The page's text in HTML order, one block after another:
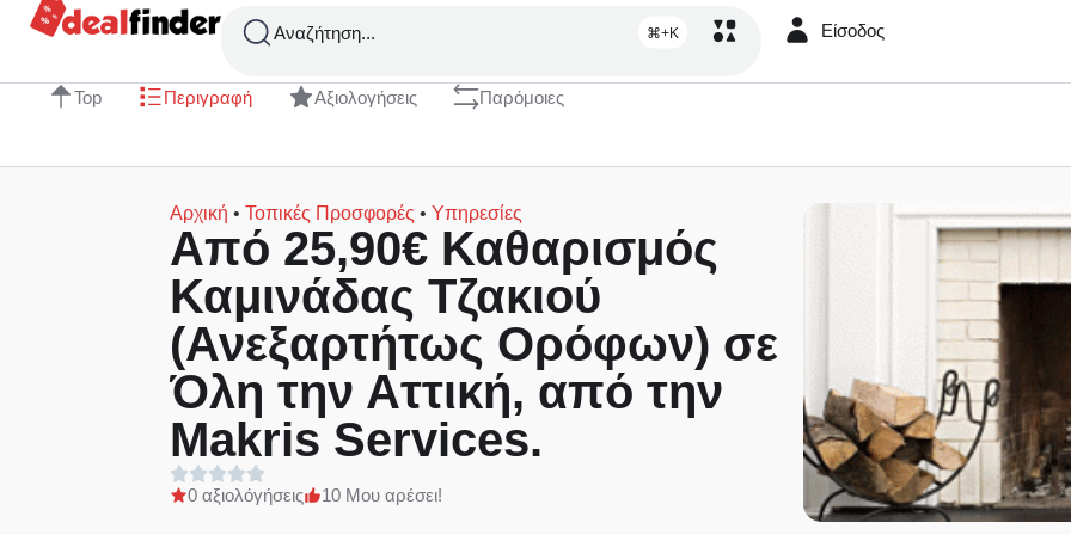
Αναζήτηση... ⌘+K Είσοδος
Top Περιγραφή Αξιολογήσεις Παρόμοιες
Αρχική • Τοπικές Προσφορές • Υπηρεσίες
Aπό 25,90€ Καθαρισμός
Καμινάδας Τζακιού
(Ανεξαρτήτως Ορόφων) σε
Όλη την Αττική, από την
Makris Services.
0 αξιολόγήσεις 10 Μου αρέσει!